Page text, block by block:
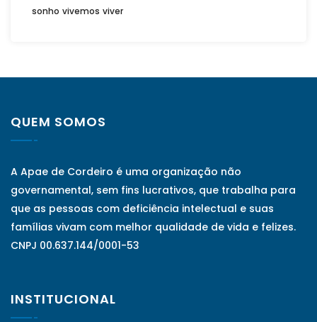
sonho vivemos viver
QUEM SOMOS
A Apae de Cordeiro é uma organização não
governamental, sem fins lucrativos, que trabalha para
que as pessoas com deficiência intelectual e suas
famílias vivam com melhor qualidade de vida e felizes.
CNPJ 00.637.144/0001-53
INSTITUCIONAL